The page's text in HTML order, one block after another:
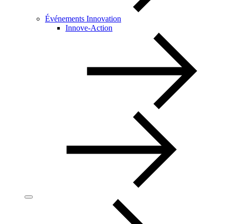
Événements Innovation
Innove-Action